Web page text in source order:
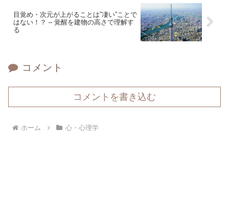
目覚め・次元が上がることは”凄い”ことで
はない！？ – 覚醒を建物の高さで理解す
る
コメント
コメントを書き込む
ホーム 心・心理学